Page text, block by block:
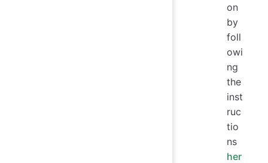
on
by
foll
owi
ng
the
inst
ruc
tio
ns
her